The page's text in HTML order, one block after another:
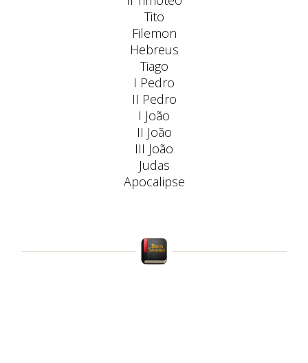
Tito
Filemon
Hebreus
Tiago
I Pedro
II Pedro
I João
II João
III João
Judas
Apocalipse